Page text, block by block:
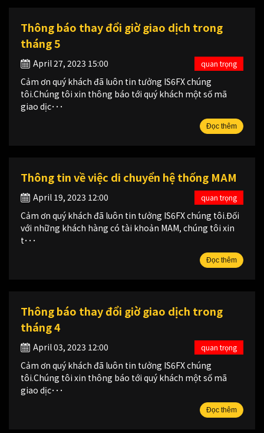
Thông báo thay đổi giờ giao dịch trong
tháng 5
April 27, 2023 15:00
Cảm ơn quý khách đã luôn tin tưởng IS6FX chúng
tôi.Chúng tôi xin thông báo tới quý khách một số mã
giao dịc･･･
Đọc thêm
quan trọng
Thông tin về việc di chuyển hệ thống MAM
April 19, 2023 12:00
Cảm ơn quý khách đã luôn tin tưởng IS6FX chúng tôi.Đối
với những khách hàng có tài khoản MAM, chúng tôi xin
t･･･
Đọc thêm
quan trọng
Thông báo thay đổi giờ giao dịch trong
tháng 4
April 03, 2023 12:00
Cảm ơn quý khách đã luôn tin tưởng IS6FX chúng
tôi.Chúng tôi xin thông báo tới quý khách một số mã
giao dịc･･･
Đọc thêm
quan trọng